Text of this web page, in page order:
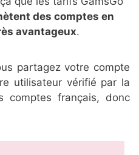
des comptes en
avantageux.
partagez votre compte
utilisateur vérifié par la
comptes français, donc